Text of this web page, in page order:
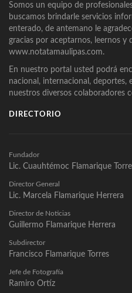
Somos un equipo de
buscamos brindarle servicios
enterado, de antemano le
gracias por aceptarnos, leernos y
www.notatamaulipas.com.
En nuestro portal usted podrá
nacional, internacional, deportes,
nuestros diversos colaboradores
DIRECTORIO
Fundador
Lic. Cuauhtémoc Flamarique
Director General
Lic. Marcela Flamarique Herrera
Director de Noticias
Guillermo Flamarique Herrera
Subdirector
Francisco Flamarique Torres
Jefe de Fotografía
Ramiro Ortíz